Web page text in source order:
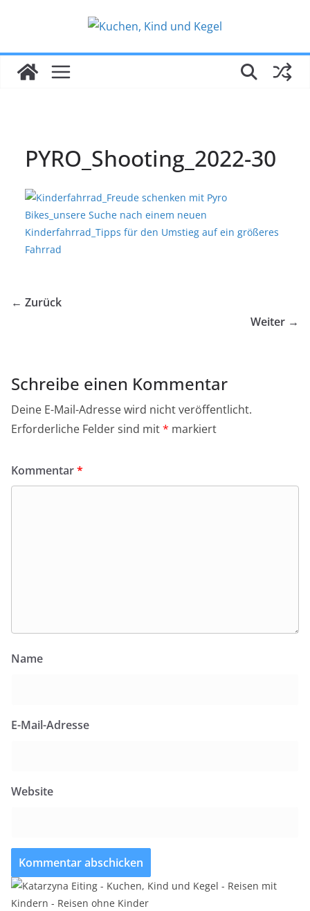
PYRO_Shooting_2022-30
← Zurück
Weiter →
Schreibe einen Kommentar
Deine E-Mail-Adresse wird nicht veröffentlicht.
Erforderliche Felder sind mit* markiert
Kommentar*
Name
E-Mail-Adresse
Website